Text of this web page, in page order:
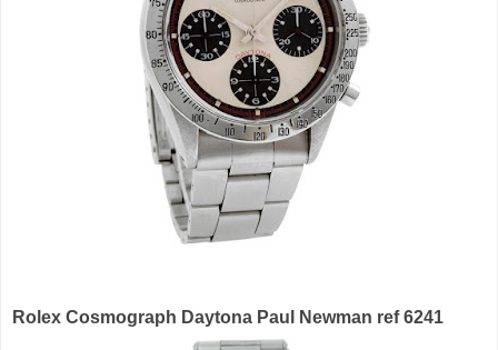
Rolex Cosmograph Daytona Paul Newman ref 6241